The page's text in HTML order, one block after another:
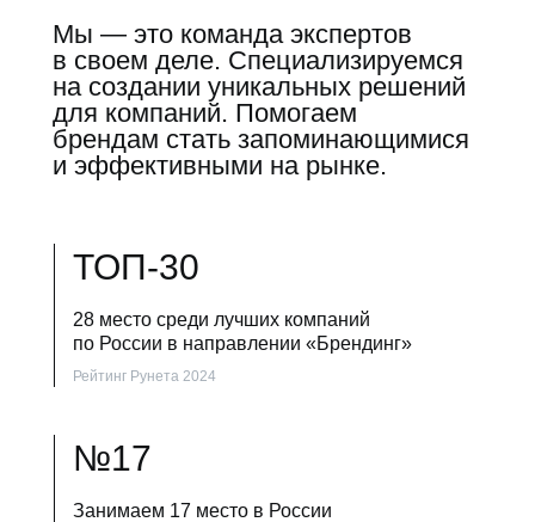
Мы — это команда экспертов
в своем деле. Специализируемся
на создании уникальных решений
для компаний. Помогаем
брендам стать запоминающимися
и эффективными на рынке.
Рейтинг Рунета 2024
28 место среди лучших компаний
по России в направлении «Брендинг»
ТОП-30
Занимаем 17 место в России
№17